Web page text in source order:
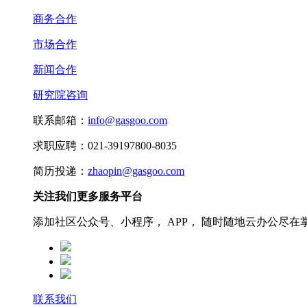
商务合作
市场合作
新闻合作
研究院咨询
联系邮箱： info@gasgoo.com
求职应聘：021-39197800-8035
简历投递： zhaopin@gasgoo.com
关注我们更多服务平台
添加社区公众号、小程序， APP， 随时随地云办公尽在
联系我们